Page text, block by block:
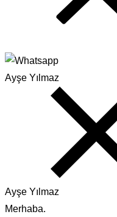
Ayşe Yılmaz
Ayşe Yılmaz
Merhaba.